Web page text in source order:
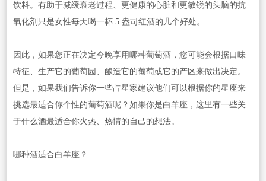
饮料。有助于减缓衰老过程、更健康的心脏和更敏锐的头脑的抗
氧化剂只是女性每天喝一杯 5 盎司红酒的几个好处。
因此，如果您正在决定今晚享用哪种葡萄酒，您可能会根据口味
特征、生产它的葡萄园、酿造它的葡萄或它的产区来做出决定。
但是，如果我们告诉你一些占星家建议他们可以根据你的星座来
挑选最适合你个性的葡萄酒呢？如果你是白羊座，这里有一些关
于什么酒最适合你火热、热情的自己的想法。
哪种酒适合白羊座？